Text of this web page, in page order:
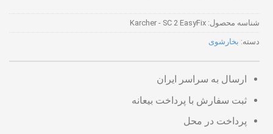
شناسه محصول: Karcher - SC 2 EasyFix
دسته: بخارشوی
ارسال به سراسر ایران
ثبت سفارش با پرداخت بیعانه
پرداخت در محل